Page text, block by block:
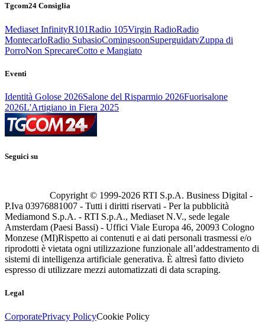
Tgcom24 Consiglia
Mediaset InfinityR101Radio 105Virgin RadioRadio
MontecarloRadio SubasioComingsoonSuperguidatvZuppa di
PorroNon SprecareCotto e Mangiato
Eventi
Identità Golose 2026Salone del Risparmio 2026Fuorisalone
2026L'Artigiano in Fiera 2025
Seguici su
Copyright © 1999-2026 RTI S.p.A. Business Digital -
P.Iva 03976881007 - Tutti i diritti riservati - Per la pubblicità
Mediamond S.p.A. - RTI S.p.A., Mediaset N.V., sede legale
Amsterdam (Paesi Bassi) - Uffici Viale Europa 46, 20093 Cologno
Monzese (MI)Rispetto ai contenuti e ai dati personali trasmessi e/o
riprodotti è vietata ogni utilizzazione funzionale all’addestramento di
sistemi di intelligenza artificiale generativa. È altresì fatto divieto
espresso di utilizzare mezzi automatizzati di data scraping.
Legal
CorporatePrivacy PolicyCookie Policy